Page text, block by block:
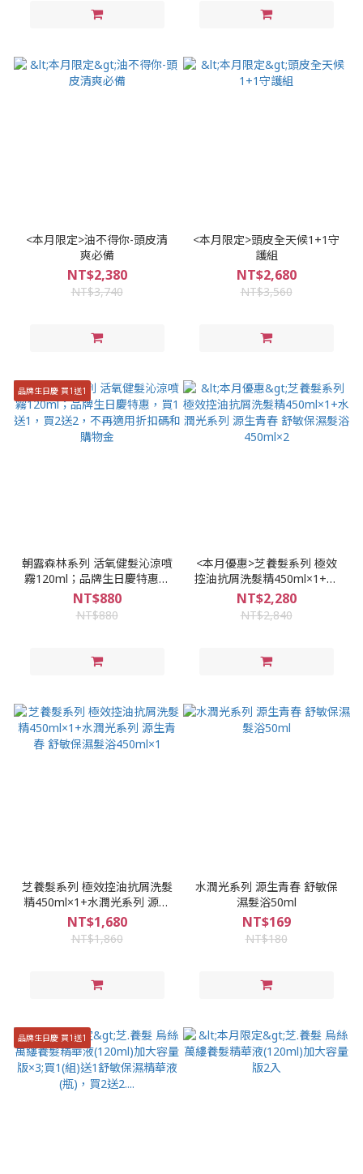
<本月限定>油不得你-頭皮清
爽必備
NT$2,380
NT$3,740
<本月限定>頭皮全天候1+1守
護組
NT$2,680
NT$3,560
品牌生日慶 買1送1
朝露森林系列 活氧健髮沁涼噴
霧120ml；品牌生日慶特惠，
買1送1，買2送2，不再適用折
扣碼和購物金
NT$880
NT$880
<本月優惠>芝養髮系列 極效
控油抗屑洗髮精450ml×1+水
潤光系列 源生青春 舒敏保濕
髮浴450ml×2
NT$2,280
NT$2,840
芝養髮系列 極效控油抗屑洗髮
精450ml×1+水潤光系列 源生
青春 舒敏保濕髮浴450ml×1
NT$1,680
NT$1,860
水潤光系列 源生青春 舒敏保
濕髮浴50ml
NT$169
NT$180
品牌生日慶 買1送1